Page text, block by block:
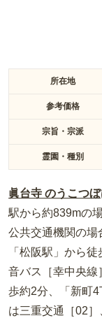
所在地
参考価格
宗旨・宗派
霊園・種別
眞台寺 のうこつぼ
駅から約839mの
公共交通機関の場
「松阪駅」から
音バス［幸中央線
歩約2分、「新町
は三重交通［02